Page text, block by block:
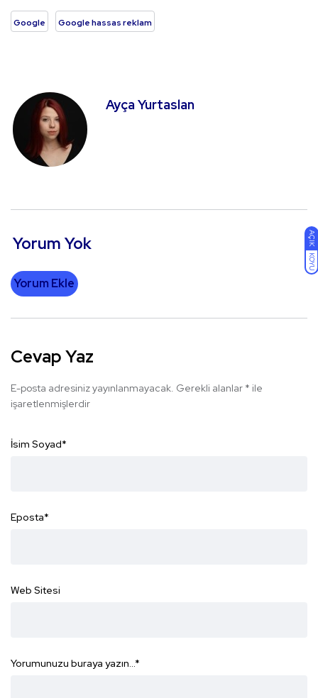
AÇIK
KOYU
Google Google hassas reklam
Ayça Yurtaslan
Yorum Yok
Yorum Ekle
Cevap Yaz
E-posta adresiniz yayınlanmayacak. Gerekli alanlar * ile
işaretlenmişlerdir
İsim Soyad*
Eposta*
Web Sitesi
Yorumunuzu buraya yazın...*